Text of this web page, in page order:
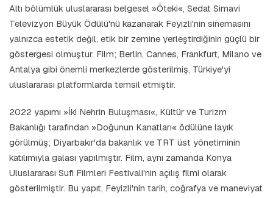
Altı bölümlük uluslararası belgesel »Öteki«, Sedat Simavi
Televizyon Büyük Ödülü'nü kazanarak Feyizli'nin sinemasını
yalnızca estetik değil, etik bir zemine yerleştirdiğinin güçlü bir
göstergesi olmuştur. Film; Berlin, Cannes, Frankfurt, Milano ve
Antalya gibi önemli merkezlerde gösterilmiş, Türkiye'yi
uluslararası platformlarda temsil etmiştir.
2022 yapımı »İki Nehrin Buluşması«, Kültür ve Turizm
Bakanlığı tarafından »Doğunun Kanatları« ödülüne layık
görülmüş; Diyarbakır'da bakanlık ve TRT üst yönetiminin
katılımıyla galası yapılmıştır. Film, aynı zamanda Konya
Uluslararası Sufi Filmleri Festivali'nin açılış filmi olarak
gösterilmiştir. Bu yapıt, Feyizli'nin tarih, coğrafya ve maneviyat